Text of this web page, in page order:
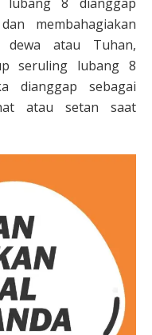
membahagiakan
dewa atau Tuhan,
seruling lubang 8
dianggap sebagai
atau setan saat